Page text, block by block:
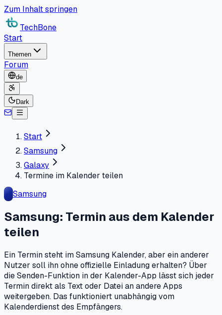
Zum Inhalt springen
TechBone
Start
Themen
Forum
de
Dark
Start
Samsung
Galaxy
Termine im Kalender teilen
Samsung
Samsung: Termin aus dem Kalender
teilen
Ein Termin steht im Samsung Kalender, aber ein anderer
Nutzer soll ihn ohne offizielle Einladung erhalten? Über
die Senden-Funktion in der Kalender-App lässt sich jeder
Termin direkt als Text oder Datei an andere Apps
weitergeben. Das funktioniert unabhängig vom
Kalenderdienst des Empfängers.